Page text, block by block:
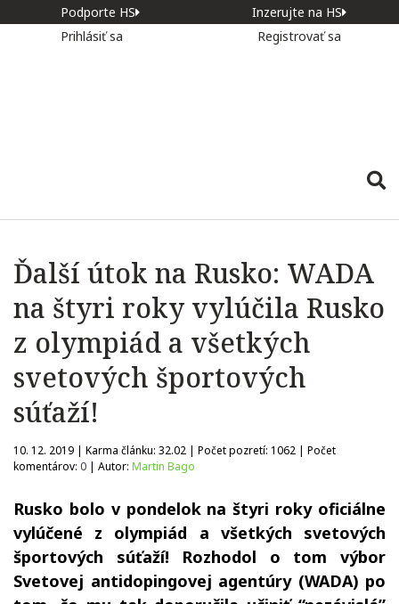
Podporte HS
Inzerujte na HS
Prihlásiť sa
Registrovať sa
Ďalší útok na Rusko: WADA
na štyri roky vylúčila Rusko
z olympiád a všetkých
svetových športových
súťaží!
10. 12. 2019 | Karma článku: 32.02 | Počet pozretí: 1062 | Počet
komentárov: 0 | Autor: Martin Bago
Rusko bolo v pondelok na štyri roky oficiálne
vylúčené z olympiád a všetkých svetových
športových súťaží! Rozhodol o tom výbor
Svetovej antidopingovej agentúry (WADA) po